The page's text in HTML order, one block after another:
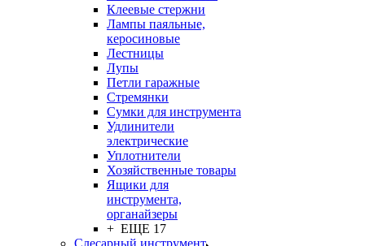
Клеевые стержни
Лампы паяльные,
керосиновые
Лестницы
Лупы
Петли гаражные
Стремянки
Сумки для инструмента
Удлинители
электрические
Уплотнители
Хозяйственные товары
Ящики для
инструмента,
органайзеры
+ ЕЩЕ 17
Слесарный инструмент